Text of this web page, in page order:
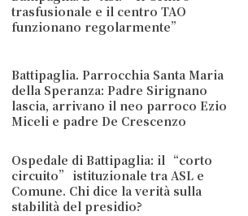
trasfusionale e il centro TAO
funzionano regolarmente”
Battipaglia. Parrocchia Santa Maria
della Speranza: Padre Sirignano
lascia, arrivano il neo parroco Ezio
Miceli e padre De Crescenzo
Ospedale di Battipaglia: il “corto
circuito” istituzionale tra ASL e
Comune. Chi dice la verità sulla
stabilità del presidio?